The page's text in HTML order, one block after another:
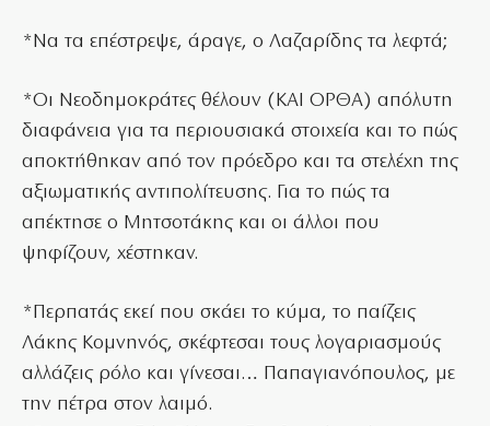
*Να τα επέστρεψε, άραγε, ο Λαζαρίδης τα λεφτά;
*Οι Νεοδημοκράτες θέλουν (ΚΑΙ ΟΡΘΑ) απόλυτη
διαφάνεια για τα περιουσιακά στοιχεία και το πώς
αποκτήθηκαν από τον πρόεδρο και τα στελέχη της
αξιωματικής αντιπολίτευσης. Για το πώς τα
απέκτησε ο Μητσοτάκης και οι άλλοι που
ψηφίζουν, χέστηκαν.
*Περπατάς εκεί που σκάει το κύμα, το παίζεις
Λάκης Κομνηνός, σκέφτεσαι τους λογαριασμούς
αλλάζεις ρόλο και γίνεσαι… Παπαγιανόπουλος, με
την πέτρα στον λαιμό.